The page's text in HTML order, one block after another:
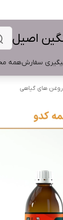
اصیل
سفارشهمه
روغن های گیاهی